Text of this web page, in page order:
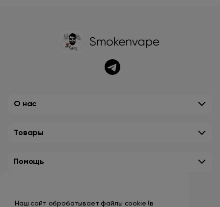
Наш сайт обрабатывает файлы cookie (в
О нас
Товары
Помощь